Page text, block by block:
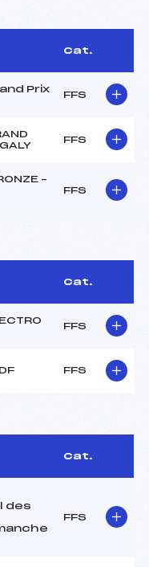
Cat.
Prix
FFS
FFS
–
FFS
Cat.
FFS
FFS
Cat.
des
FFS